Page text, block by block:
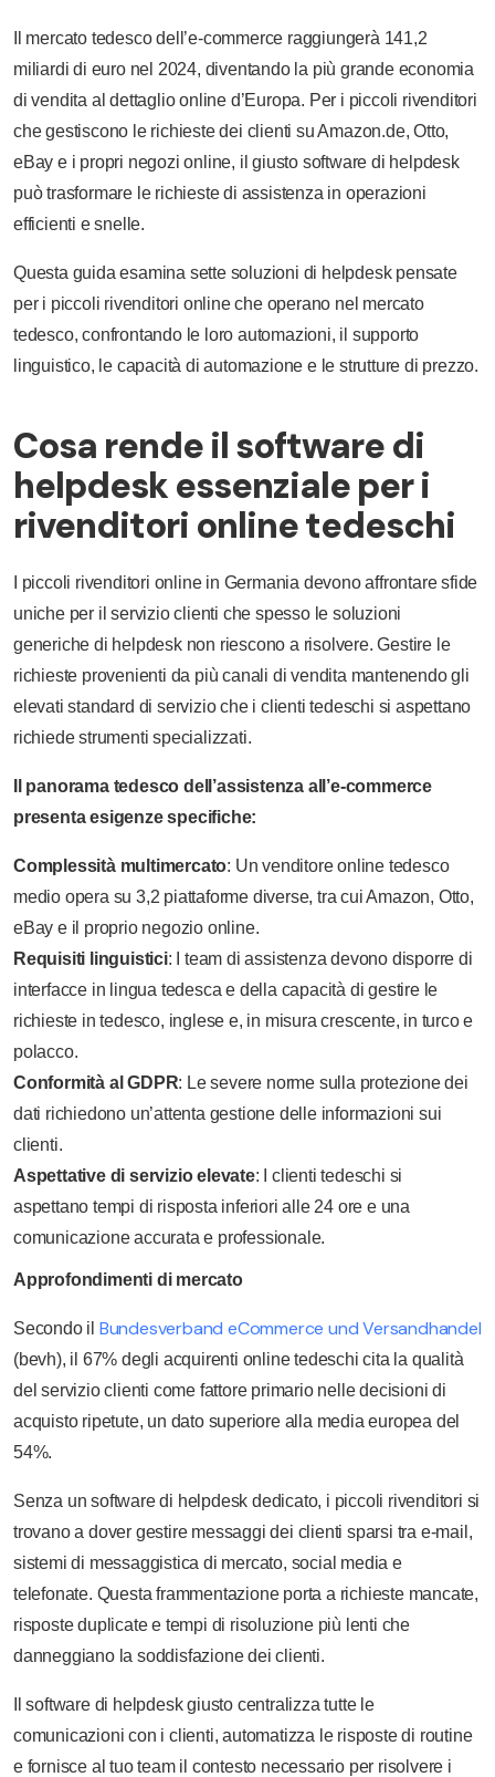
Il mercato tedesco dell’e-commerce raggiungerà 141,2
miliardi di euro nel 2024, diventando la più grande economia
di vendita al dettaglio online d’Europa. Per i piccoli rivenditori
che gestiscono le richieste dei clienti su Amazon.de, Otto,
eBay e i propri negozi online, il giusto software di helpdesk
può trasformare le richieste di assistenza in operazioni
efficienti e snelle.
Questa guida esamina sette soluzioni di helpdesk pensate
per i piccoli rivenditori online che operano nel mercato
tedesco, confrontando le loro automazioni, il supporto
linguistico, le capacità di automazione e le strutture di prezzo.
Cosa rende il software di
helpdesk essenziale per i
rivenditori online tedeschi
I piccoli rivenditori online in Germania devono affrontare sfide
uniche per il servizio clienti che spesso le soluzioni
generiche di helpdesk non riescono a risolvere. Gestire le
richieste provenienti da più canali di vendita mantenendo gli
elevati standard di servizio che i clienti tedeschi si aspettano
richiede strumenti specializzati.
Il panorama tedesco dell’assistenza all’e-commerce
presenta esigenze specifiche:
Complessità multimercato: Un venditore online tedesco
medio opera su 3,2 piattaforme diverse, tra cui Amazon, Otto,
eBay e il proprio negozio online.
Requisiti linguistici: I team di assistenza devono disporre di
interfacce in lingua tedesca e della capacità di gestire le
richieste in tedesco, inglese e, in misura crescente, in turco e
polacco.
Conformità al GDPR: Le severe norme sulla protezione dei
dati richiedono un’attenta gestione delle informazioni sui
clienti.
Aspettative di servizio elevate: I clienti tedeschi si
aspettano tempi di risposta inferiori alle 24 ore e una
comunicazione accurata e professionale.
Approfondimenti di mercato
Secondo il Bundesverband eCommerce und Versandhandel
(bevh), il 67% degli acquirenti online tedeschi cita la qualità
del servizio clienti come fattore primario nelle decisioni di
acquisto ripetute, un dato superiore alla media europea del
54%.
Senza un software di helpdesk dedicato, i piccoli rivenditori si
trovano a dover gestire messaggi dei clienti sparsi tra e-mail,
sistemi di messaggistica di mercato, social media e
telefonate. Questa frammentazione porta a richieste mancate,
risposte duplicate e tempi di risoluzione più lenti che
danneggiano la soddisfazione dei clienti.
Il software di helpdesk giusto centralizza tutte le
comunicazioni con i clienti, automatizza le risposte di routine
e fornisce al tuo team il contesto necessario per risolvere i